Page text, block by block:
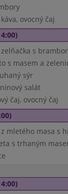
ovocný čaj
s
s masem a
sýr
salát
čaj, ovocný čaj
mletého masa s
s trhaným